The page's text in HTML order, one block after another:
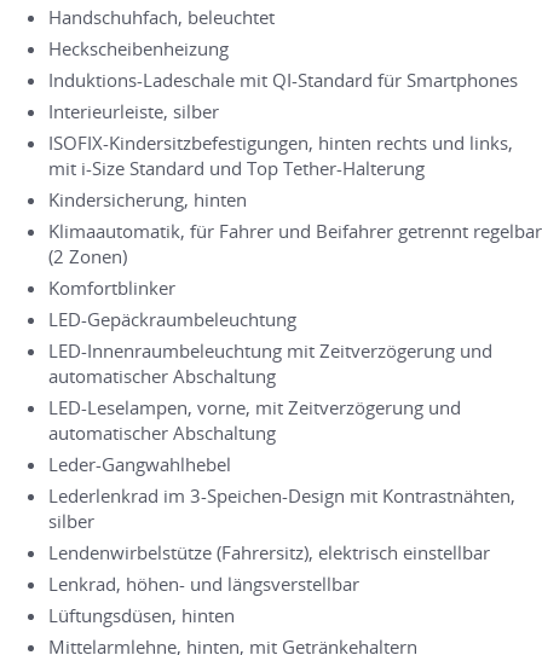
Handschuhfach, beleuchtet
Heckscheibenheizung
Induktions-Ladeschale mit QI-Standard für Smartphones
Interieurleiste, silber
ISOFIX-Kindersitzbefestigungen, hinten rechts und links,
mit i-Size Standard und Top Tether-Halterung
Kindersicherung, hinten
Klimaautomatik, für Fahrer und Beifahrer getrennt regelbar
(2 Zonen)
Komfortblinker
LED-Gepäckraumbeleuchtung
LED-Innenraumbeleuchtung mit Zeitverzögerung und
automatischer Abschaltung
LED-Leselampen, vorne, mit Zeitverzögerung und
automatischer Abschaltung
Leder-Gangwahlhebel
Lederlenkrad im 3-Speichen-Design mit Kontrastnähten,
silber
Lendenwirbelstütze (Fahrersitz), elektrisch einstellbar
Lenkrad, höhen- und längsverstellbar
Lüftungsdüsen, hinten
Mittelarmlehne, hinten, mit Getränkehaltern